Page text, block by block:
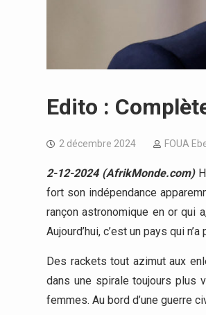
Edito :
2 décembre 2024 FOUA
2-12-2024 (AfrikMonde.com)
fort son indépendance
rançon astronomique en or qui
Aujourd’hui, c’est un pays qui
Des rackets tout azimut aux
dans une spirale toujours plus
femmes. Au bord d’une guerre